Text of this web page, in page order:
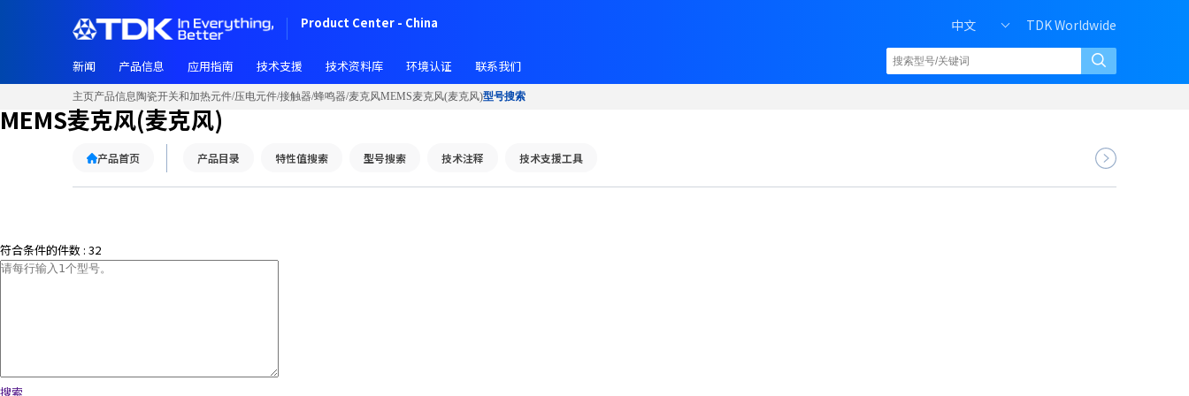
Product Center - China 中文 TDK Worldwide
新闻 产品信息 应用指南 技术支援 技术资料库 环境认证 联系我们
主页产品信息陶瓷开关和加热元件/压电元件/接触器/蜂鸣器/麦克风MEMS麦克风(麦克风)型号搜索
MEMS麦克风(麦克风)
产品首页 产品目录 特性值搜索 型号搜索 技术注释 技术支援工具
符合条件的件数 : 32
搜索